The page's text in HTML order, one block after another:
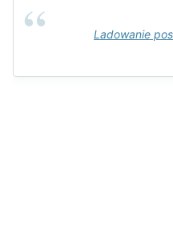
Ladowanie